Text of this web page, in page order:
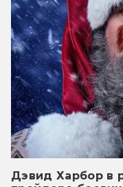
Дэвид Харбор в